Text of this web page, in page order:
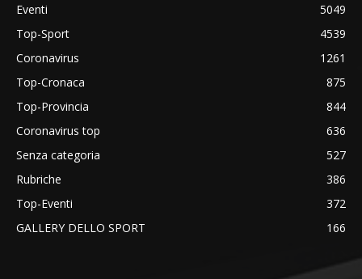
Eventi
5049
Top-Sport
4539
Coronavirus
1261
Top-Cronaca
875
Top-Provincia
844
Coronavirus top
636
Senza categoria
527
Rubriche
386
Top-Eventi
372
GALLERY DELLO SPORT
166